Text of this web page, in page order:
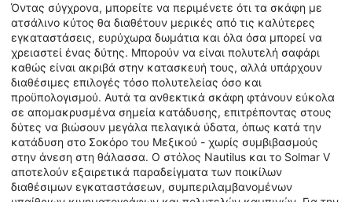
Όντας σύγχρονα, μπορείτε να περιμένετε ότι τα σκάφη με
ατσάλινο κύτος θα διαθέτουν μερικές από τις καλύτερες
εγκαταστάσεις, ευρύχωρα δωμάτια και όλα όσα μπορεί να
χρειαστεί ένας δύτης. Μπορούν να είναι πολυτελή σαφάρι
καθώς είναι ακριβά στην κατασκευή τους, αλλά υπάρχουν
διαθέσιμες επιλογές τόσο πολυτελείας όσο και
προϋπολογισμού. Αυτά τα ανθεκτικά σκάφη φτάνουν εύκολα
σε απομακρυσμένα σημεία κατάδυσης, επιτρέποντας στους
δύτες να βιώσουν μεγάλα πελαγικά ύδατα, όπως κατά την
κατάδυση στο Σοκόρο του Μεξικού - χωρίς συμβιβασμούς
στην άνεση στη θάλασσα. Ο στόλος Nautilus και το Solmar V
αποτελούν εξαιρετικά παραδείγματα των ποικίλων
διαθέσιμων εγκαταστάσεων, συμπεριλαμβανομένων